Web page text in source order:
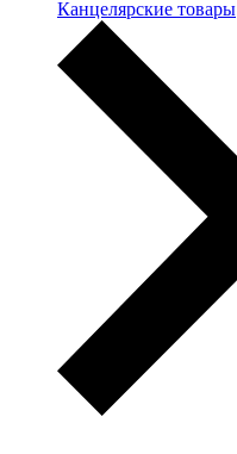
Канцелярские товары